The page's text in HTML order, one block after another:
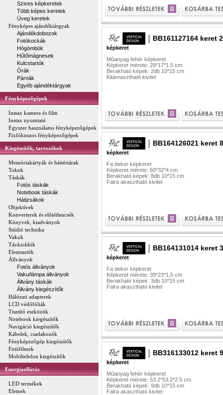
Szives képkeretek
Több képes keretek
Üveg keretek
Fényképes ajándéktárgyak
Ajándékdobozok
Fotókockák
Hógömbök
Hűtőmágnesek
Kulcstartók
Órák
Párnák
Egyéb ajándéktárgyak
Fényképezőgépek
Instax kamera és film
Instax nyomtató
Egyszer használatos fényképezőgépek
Fixfókuszos fényképezőgépek
Kiegészítők, tartozékok
Memóriakártyák és háttértárak
Tokok
Táskák
Fotós táskák
Notebook táskák
Hátizsákok
Objektívek
Konverterek és előtétlencsék
Könyvek, kiadványok
Stúdió technika
Vakuk
Távkioldók
Elemtartók
Állványok
Fotós állványok
Vaku/lámpa állványok
Állvány táskák
Állvány kiegészítők
Hálózati adapterek
LCD védőfóliák
Tisztító eszközök
Notebook kiegészítők
Navigáció kiegészítők
Kábelek, csatlakozók
Fényképezőgép kiegészítők
Fotófilmek
Mobiltelefon kiegészítők
Energiaellátás
LED termékek
Elemek
BB161127164 keret
képkeret
Mûanyag fehér képkeret
Képkeret mérete: 29*17*1.5 cm
Berakható képek: 2db 10*15 cm
Kitámasztható kivitel
BB164126021 keret
képkeret
Fa dekor képkeret
Képkeret mérete: 60*32*4 cm
Berakható képek: 8db 10*15 cm
Falra akasztható kivitel
BB164131014 keret
képkeret
Fa dekor képkeret
Képkeret mérete: 39*23*1,5 cm
Berakható képek: 3db 10*15 cm
Falra akasztható kivitel
BB316133012 keret
képkeret
Mûanyag fehér képkeret
Képkeret mérete: 53.2*53.2*2.5 cm
Berakható képek: 9db 10*15 cm
Falra akasztható kivitel